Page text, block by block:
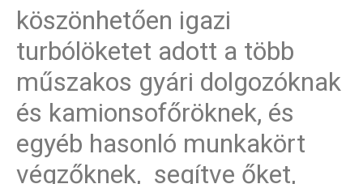
köszönhetően igazi
turbólöketet adott a több
műszakos gyári dolgozóknak
és kamionsofőröknek, és
egyéb hasonló munkakört
végzőknek, segítve őket,